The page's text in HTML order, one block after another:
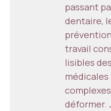
passant
dentaire,
travail
lisibles
déformer.